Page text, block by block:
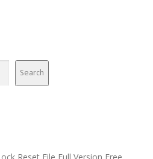
Search